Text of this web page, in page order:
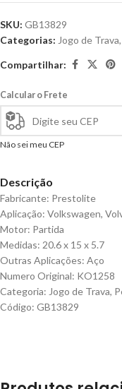
SKU: GB13829
Categorias: Jogo de Trava,
Compartilhar:
Calcular o Frete
Não sei meu CEP
Descrição
Fabricante: Prestolite
Aplicação: Volkswagen,
Motor: Partida
Medidas: 20.6 x 15 x 5.7
Outras Aplicações: Aço
Numero Original: KO1258
Categoria: Jogo de Trava,
Código: GB13829